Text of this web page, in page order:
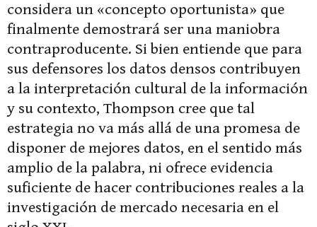
considera un «concepto oportunista» que
finalmente demostrará ser una maniobra
contraproducente. Si bien entiende que para
sus defensores los datos densos contribuyen
a la interpretación cultural de la información
y su contexto, Thompson cree que tal
estrategia no va más allá de una promesa de
disponer de mejores datos, en el sentido más
amplio de la palabra, ni ofrece evidencia
suficiente de hacer contribuciones reales a la
investigación de mercado necesaria en el